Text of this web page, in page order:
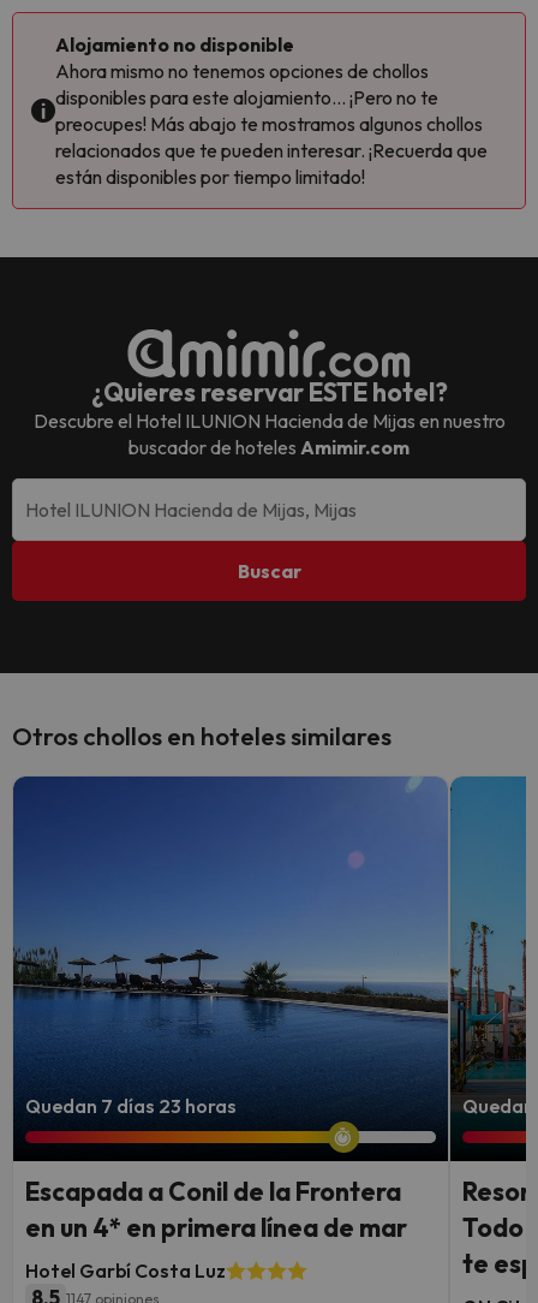
Alojamiento no disponible
Ahora mismo no tenemos opciones de chollos
disponibles para este alojamiento... ¡Pero no te
preocupes! Más abajo te mostramos algunos chollos
relacionados que te pueden interesar. ¡Recuerda que
están disponibles por tiempo limitado!
¿Quieres reservar ESTE hotel?
Descubre el Hotel ILUNION Hacienda de Mijas en nuestro
buscador de hoteles Amimir.com
Buscar
Otros chollos en hoteles similares
Quedan 7 días 23 horas
Escapada a Conil de la Frontera
en un 4* en primera línea de mar
Hotel Garbí Costa Luz
8.5 1147 opiniones
Quedan
Todo
te